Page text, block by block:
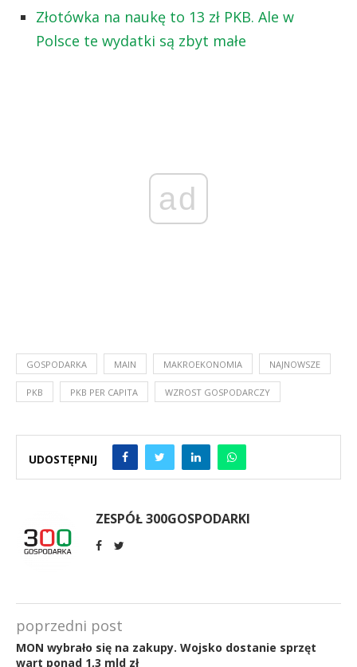
Złotówka na naukę to 13 zł PKB. Ale w
Polsce te wydatki są zbyt małe
ad
GOSPODARKA MAIN MAKROEKONOMIA NAJNOWSZE
PKB PKB PER CAPITA WZROST GOSPODARCZY
UDOSTĘPNIJ
ZESPÓŁ 300GOSPODARKI
poprzedni post
MON wybrało się na zakupy. Wojsko dostanie sprzęt
wart ponad 1,3 mld zł